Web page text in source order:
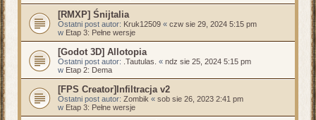
[RMXP] Śnijtalia
Ostatni post autor: Kruk12509 « czw sie 29, 2024 5:15 pm
w Etap 3: Pełne wersje
[Godot 3D] Allotopia
Ostatni post autor: .Tautulas. « ndz sie 25, 2024 5:15 pm
w Etap 2: Dema
[FPS Creator]Infiltracja v2
Ostatni post autor: Zombik « sob sie 26, 2023 2:41 pm
w Etap 3: Pełne wersje